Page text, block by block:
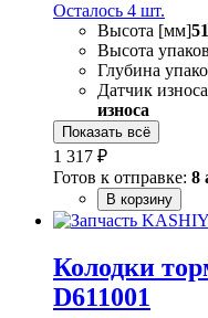
Осталось 4 шт.
Высота [мм]
Высота
Глубина
Датчик износа
износа
Показать всё
1 317 ₽
Готов к отправке: 8
В корзину
Колодки
D611001